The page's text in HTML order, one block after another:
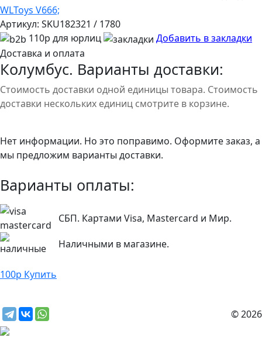
WLToys V666;
Артикул: SKU182321 / 1780
110р для юрлиц
Добавить в закладки
Доставка и оплата
Колумбус. Варианты доставки:
Стоимость доставки одной единицы товара. Стоимость
доставки нескольких единиц смотрите в корзине.
Нет информации. Но это поправимо. Оформите заказ, а
мы предложим варианты доставки.
Варианты оплаты:
СБП. Картами Visa, Mastercard и Мир.
Наличными в магазине.
100р Купить
© 2026